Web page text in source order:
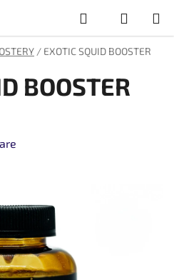
Căutare
COŞ
/ EXOTIC SQUID BOOSTER
BOOSTER